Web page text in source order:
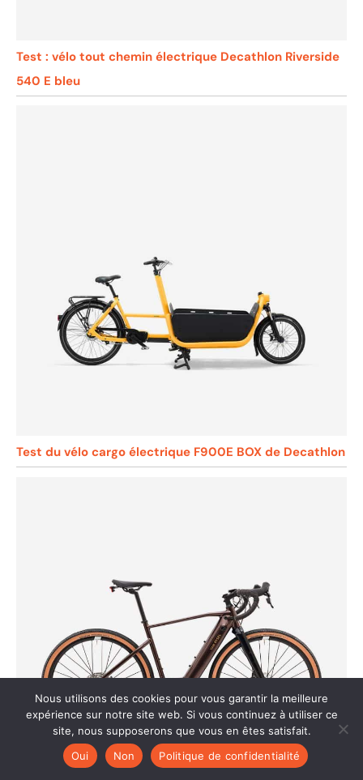
Test : vélo tout chemin électrique Decathlon Riverside
540 E bleu
Test du vélo cargo électrique F900E BOX de Decathlon
Nous utilisons des cookies pour vous garantir la meilleure
expérience sur notre site web. Si vous continuez à utiliser ce
site, nous supposerons que vous en êtes satisfait.
Oui
Non Politique de confidentialité